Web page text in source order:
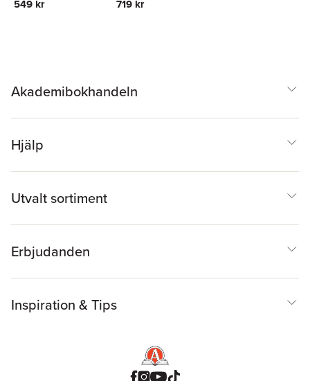
Teacher Education
549 kr 719 kr
Akademibokhandeln
Hjälp
Utvalt sortiment
Erbjudanden
Inspiration & Tips